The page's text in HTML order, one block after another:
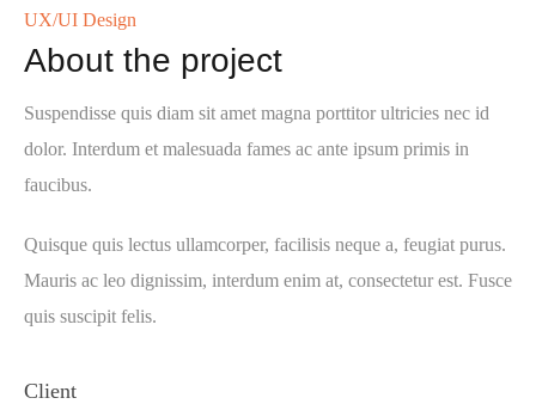
UX/UI Design
About the project
Suspendisse quis diam sit amet magna porttitor ultricies nec id
dolor. Interdum et malesuada fames ac ante ipsum primis in
faucibus.
Quisque quis lectus ullamcorper, facilisis neque a, feugiat purus.
Mauris ac leo dignissim, interdum enim at, consectetur est. Fusce
quis suscipit felis.
Client